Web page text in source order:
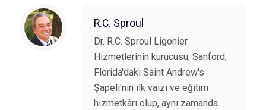
R.C. Sproul
Dr. R.C. Sproul Ligonier
Hizmetlerinin kurucusu, Sanford,
Florida'daki Saint Andrew's
Şapeli'nin ilk vaizi ve eğitim
hizmetkârı olup, aynı zamanda